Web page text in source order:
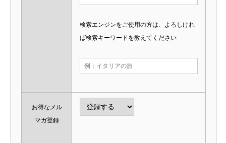
検索エンジンをご使用の方は、よろしけれ
ば検索キーワードを教えてください
お得なメル
マガ登録